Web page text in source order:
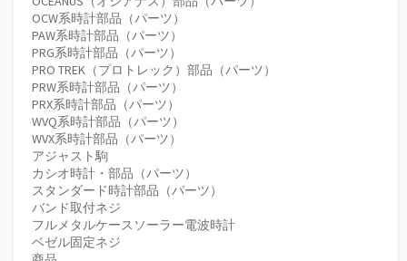
OCW系時計部品（パーツ）
PAW系時計部品（パーツ）
PRG系時計部品（パーツ）
PRO TREK（プロトレック）部品（パーツ）
PRW系時計部品（パーツ）
PRX系時計部品（パーツ）
WVQ系時計部品（パーツ）
WVX系時計部品（パーツ）
アジャスト駒
カシオ時計・部品（パーツ）
スタンダード時計部品（パーツ）
バンド取付ネジ
フルメタルケースソーラー電波時計
ベゼル固定ネジ